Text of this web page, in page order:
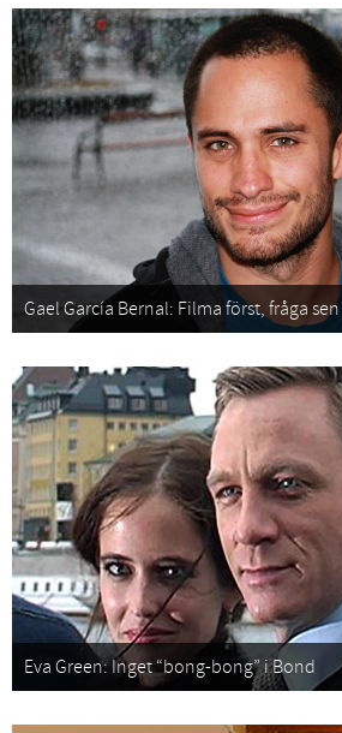
Gael García Bernal: Filma först, fråga sen
Eva Green: Inget “bong-bong” i Bond